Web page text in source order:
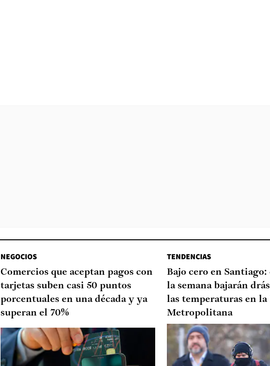
NEGOCIOS
Comercios que aceptan pagos con
tarjetas suben casi 50 puntos
porcentuales en una década y ya
superan el 70%
TENDENCIAS
Bajo cero en Santiago:
la semana bajarán
las temperaturas en la
Metropolitana